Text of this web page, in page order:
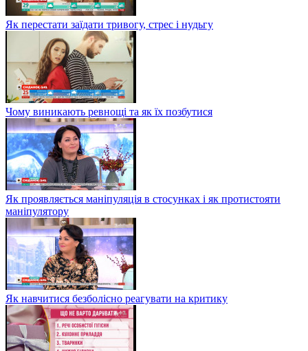
Як перестати заїдати тривогу, стрес і нудьгу
Чому виникають ревнощі та як їх позбутися
Як проявляється маніпуляція в стосунках і як протистояти
маніпулятору
Як навчитися безболісно реагувати на критику